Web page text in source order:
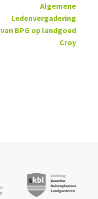
Algemene
Ledenvergadering
van BPG op landgoed
Croy